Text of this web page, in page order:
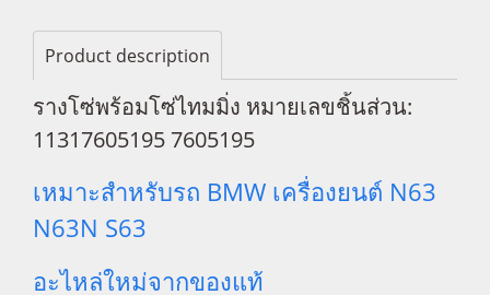
Product description
รางโซ่พร้อมโซ่ไทมมิ่ง หมายเลขชิ้นส่วน:
11317605195 7605195
เหมาะสำหรับรถ BMW เครื่องยนต์ N63
N63N S63
อะไหล่ใหม่จากของแท้